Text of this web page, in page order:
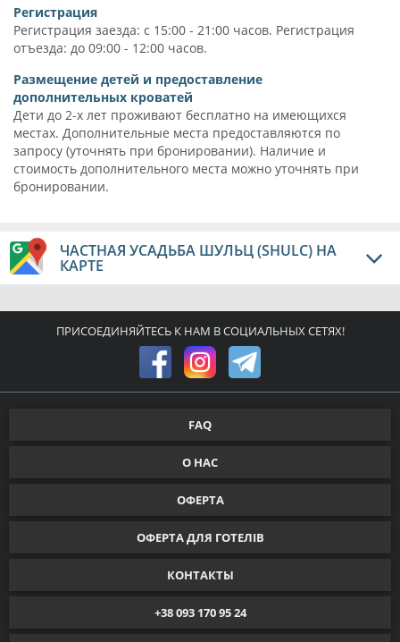
Регистрация
Регистрация заезда: с 15:00 - 21:00 часов. Регистрация
отъезда: до 09:00 - 12:00 часов.
Размещение детей и предоставление
дополнительных кроватей
Дети до 2-х лет проживают бесплатно на имеющихся
местах. Дополнительные места предоставляются по
запросу (уточнять при бронировании). Наличие и
стоимость дополнительного места можно уточнять при
бронировании.
ЧАСТНАЯ УСАДЬБА ШУЛЬЦ (SHULC) НА
КАРТЕ
ПРИСОЕДИНЯЙТЕСЬ К НАМ В СОЦИАЛЬНЫХ СЕТЯХ!
FAQ
О НАС
ОФЕРТА
ОФЕРТА ДЛЯ ГОТЕЛІВ
КОНТАКТЫ
+38 093 170 95 24